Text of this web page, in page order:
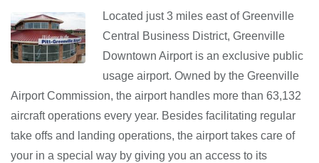
Located just 3 miles east of Greenville
Central Business District, Greenville
Downtown Airport is an exclusive public
usage airport. Owned by the Greenville
Airport Commission, the airport handles more than 63,132
aircraft operations every year. Besides facilitating regular
take offs and landing operations, the airport takes care of
your in a special way by giving you an access to its